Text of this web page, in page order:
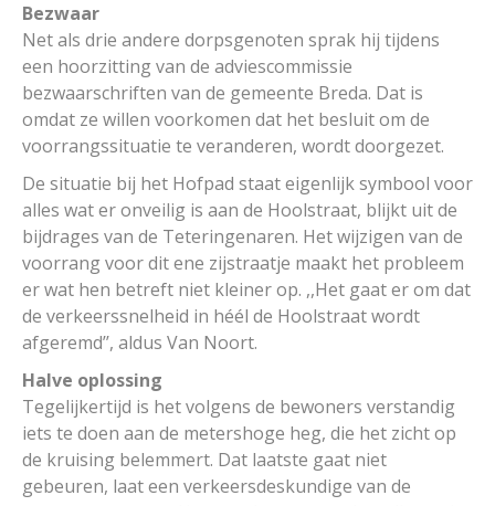
Bezwaar
Net als drie andere dorpsgenoten sprak hij tijdens
een hoorzitting van de adviescommissie
bezwaarschriften van de gemeente Breda. Dat is
omdat ze willen voorkomen dat het besluit om de
voorrangssituatie te veranderen, wordt doorgezet.
De situatie bij het Hofpad staat eigenlijk symbool voor
alles wat er onveilig is aan de Hoolstraat, blijkt uit de
bijdrages van de Teteringenaren. Het wijzigen van de
voorrang voor dit ene zijstraatje maakt het probleem
er wat hen betreft niet kleiner op. ,,Het gaat er om dat
de verkeerssnelheid in héél de Hoolstraat wordt
afgeremd’’, aldus Van Noort.
Halve oplossing
Tegelijkertijd is het volgens de bewoners verstandig
iets te doen aan de metershoge heg, die het zicht op
de kruising belemmert. Dat laatste gaat niet
gebeuren, laat een verkeersdeskundige van de